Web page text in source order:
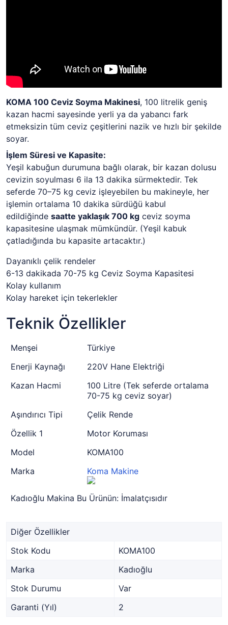
KOMA 100 Ceviz Soyma Makinesi, 100 litrelik geniş
kazan hacmi sayesinde yerli ya da yabancı fark
etmeksizin tüm ceviz çeşitlerini nazik ve hızlı bir şekilde
soyar.
İşlem Süresi ve Kapasite:
Yeşil kabuğun durumuna bağlı olarak, bir kazan dolusu
cevizin soyulması 6 ila 13 dakika sürmektedir. Tek
seferde 70–75 kg ceviz işleyebilen bu makineyle, her
işlemin ortalama 10 dakika sürdüğü kabul
edildiğinde saatte yaklaşık 700 kg ceviz soyma
kapasitesine ulaşmak mümkündür. (Yeşil kabuk
çatladığında bu kapasite artacaktır.)
Dayanıklı çelik rendeler
6-13 dakikada 70-75 kg Ceviz Soyma Kapasitesi
Kolay kullanım
Kolay hareket için tekerlekler
Teknik Özellikler
Menşei
Türkiye
Enerji Kaynağı
220V Hane Elektriği
Kazan Hacmi
100 Litre (Tek seferde ortalama
70-75 kg ceviz soyar)
Aşındırıcı Tipi
Çelik Rende
Özellik 1
Motor Koruması
Model
KOMA100
Marka
Koma Makine
Kadıoğlu Makina Bu Ürünün: İmalatçısıdır
Diğer Özellikler
Stok Kodu
KOMA100
Marka
Kadıoğlu
Stok Durumu
Var
Garanti (Yıl)
2